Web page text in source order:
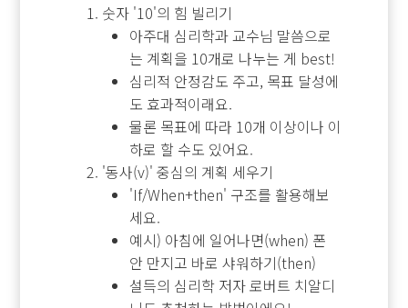
숫자 '10'의 힘 빌리기
아주대 심리학과 교수님 말씀으로
는 계획을 10개로 나누는 게 best!
심리적 안정감도 주고, 목표 달성에
도 효과적이래요.
물론 목표에 따라 10개 이상이나 이
하로 할 수도 있어요.
'동사(v)' 중심의 계획 세우기
'If/When+then' 구조를 활용해보
세요.
예시) 아침에 일어나면(when) 폰
안 만지고 바로 샤워하기(then)
설득의 심리학 저자 로버트 치알디